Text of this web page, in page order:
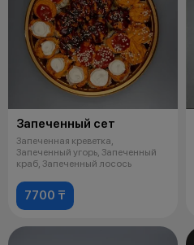
Запеченный сет
Запеченная креветка,
Запеченный угорь, Запеченный
краб, Запеченный лосось
7700 ₸